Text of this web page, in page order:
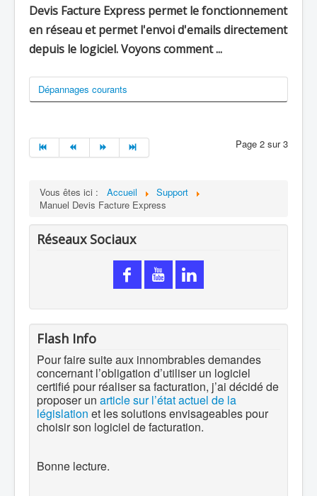
Devis Facture Express permet le fonctionnement
en réseau et permet l'envoi d'emails directement
depuis le logiciel. Voyons comment ...
Dépannages courants
Page 2 sur 3
Vous êtes ici : Accueil
Support
Manuel Devis Facture Express
Réseaux Sociaux
Flash Info
Pour faire suite aux innombrables demandes
concernant l’obligation d’utiliser un logiciel
certifié pour réaliser sa facturation, j’ai décidé de
proposer un article sur l’état actuel de la
législation et les solutions envisageables pour
choisir son logiciel de facturation.
Bonne lecture.